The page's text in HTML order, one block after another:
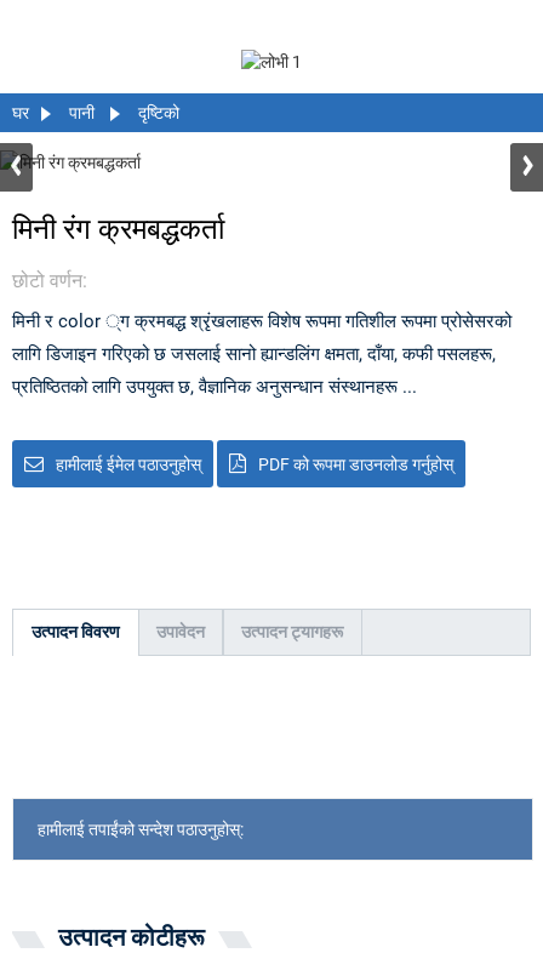
घर पानी दृष्टिको
मिनी रंग क्रमबद्धकर्ता
छोटो वर्णन:
मिनी र color ्ग क्रमबद्ध श्रृंखलाहरू विशेष रूपमा गतिशील रूपमा प्रोसेसरको
लागि डिजाइन गरिएको छ जसलाई सानो ह्यान्डलिंग क्षमता, दाँया, कफी पसलहरू,
प्रतिष्ठितको लागि उपयुक्त छ, वैज्ञानिक अनुसन्धान संस्थानहरू ...
हामीलाई ईमेल पठाउनुहोस् PDF को रूपमा डाउनलोड गर्नुहोस्
उत्पादन विवरण उपावेदन उत्पादन ट्यागहरू
हामीलाई तपाईंको सन्देश पठाउनुहोस्:
उत्पादन कोटीहरू